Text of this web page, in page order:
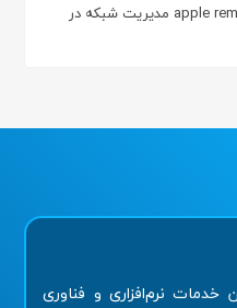
دانلود apple remote Desktop 3.9.8 مدیریت شبکه در
خدمات نرم‌افزاری و فناوری